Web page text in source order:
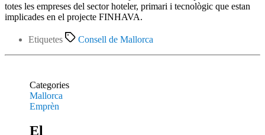
totes les empreses del sector hoteler, primari i tecnològic que estan
implicades en el projecte FINHAVA.
Etiquetes Consell de Mallorca
Categories
Mallorca
Emprèn
El